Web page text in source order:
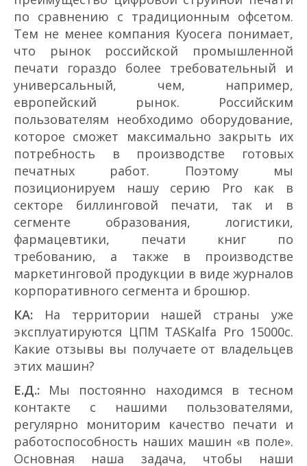
по сравнению с традиционным офсетом.
Тем не менее компания Kyocera понимает,
что рынок российской промышленной
печати гораздо более требовательный и
универсальный, чем, например,
европейский рынок. Российским
пользователям необходимо оборудование,
которое сможет максимально закрыть их
потребность в производстве готовых
печатных работ. Поэтому мы
позиционируем нашу серию Pro как в
секторе биллинговой печати, так и в
сегменте образования, логистики,
фармацевтики, печати книг по
требованию, а также в производстве
маркетинговой продукции в виде журналов
корпоративного сегмента и брошюр.
КА: На территории нашей страны уже
эксплуатируются ЦПМ TASKalfa Pro 15000c.
Какие отзывы вы получаете от владельцев
этих машин?
Е.Д.: Мы постоянно находимся в тесном
контакте с нашими пользователями,
регулярно мониторим качество печати и
работоспособность наших машин «в поле».
Основная наша задача, чтобы наши